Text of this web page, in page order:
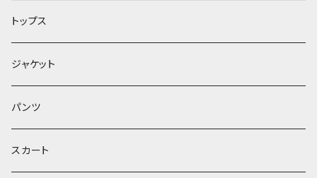
トップス
ジャケット
パンツ
スカート